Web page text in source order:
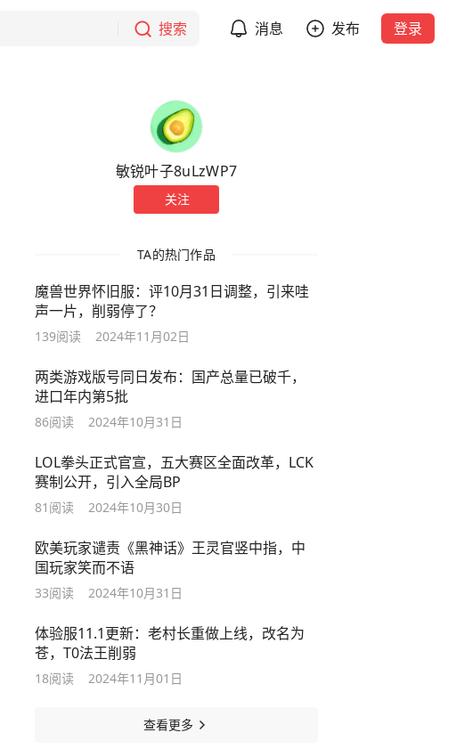
搜索 消息 发布 登录
敏锐叶子8uLzWP7
关注
TA的热门作品
魔兽世界怀旧服：评10月31日调整，引来哇
声一片，削弱停了？
139阅读 2024年11月02日
两类游戏版号同日发布：国产总量已破千，
进口年内第5批
86阅读 2024年10月31日
LOL拳头正式官宣，五大赛区全面改革，LCK
赛制公开，引入全局BP
81 阅读 2024年10月30日
欧美玩家谴责《黑神话》王灵官竖中指，中
国玩家笑而不语
33阅读 2024年10月31日
体验服11.1更新：老村长重做上线，改名为
苍，T0法王削弱
18阅读 2024年11月01日
查看更多